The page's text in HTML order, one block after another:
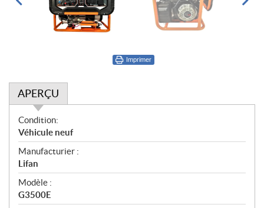
Imprimer
APERÇU
A
p
e
r
ç
u
Condition:
Véhicule neuf
Manufacturier :
Lifan
Modèle :
G3500E